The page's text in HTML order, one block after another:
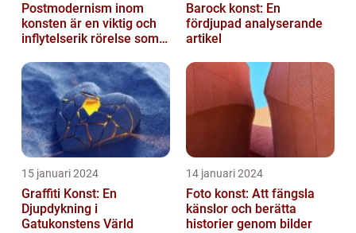
Postmodernism inom
konsten är en viktig och
inflytelserik rörelse som
normer o...
Barock konst: En
fördjupad analyserande
artikel
15 januari 2024
Graffiti Konst: En
Djupdykning i
Gatukonstens Värld
14 januari 2024
Foto konst: Att fängsla
känslor och berätta
historier genom bilder